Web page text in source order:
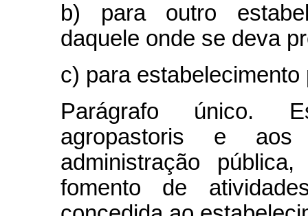
b) para outro
daquele onde se deva
c) para estabelecimento
Parágrafo único.
agropastoris e
administração
fomento de